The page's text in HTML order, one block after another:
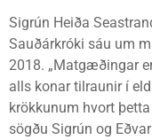
Sigrún Heiða
Sauðárkróki sáu um
2018. „Matgæðingar
alls konar tilraunir í
krökkunum hvort
sögðu Sigrún og